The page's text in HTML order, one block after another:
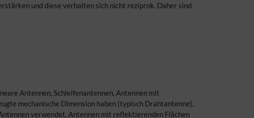
und diese verhalten sich nicht reziprok. Daher sind
Antennen, Schleifenantennen, Antennen mit
mechanische Dimension haben (typisch Drahtantenne),
verwendet. Antennen mit reflektierenden Flächen